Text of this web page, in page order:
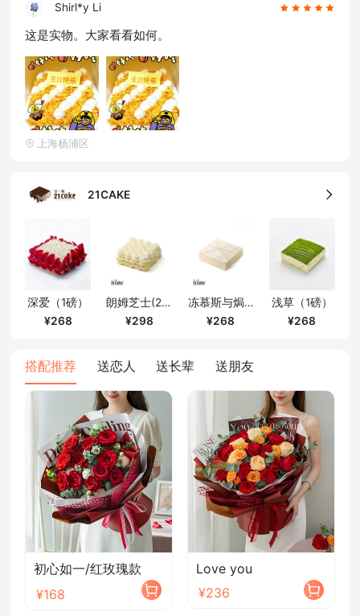
确定
Shirl*y Li
这是实物。大家看看如何。
上海杨浦区
21CAKE
深爱（1磅）
268
朗姆芝士(2磅)
298
冻慕斯与焗芝士(1磅)
268
浅草（1磅）
268
搭配推荐 送恋人 送长辈 送朋友
初心如一/红玫瑰款
¥168
Love you
¥236